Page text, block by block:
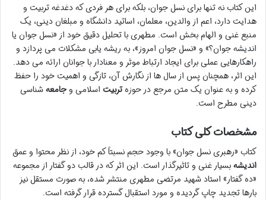
این کتاب نه تنها برای نسل جوان، بلکه برای هر فردی که دغدغه تربیت و
هدایت دارد، اعم از والدین، معلمان، اساتید دانشگاه و مبلغان دینی، یک
منبع غنی و الهام بخش است. مطهری با تحلیل دقیق خود از «نسل جوان یا
اندیشه جوان؟» و «نسل جوان امروز»، به ریشه یابی مشکلات می پردازد و
راهکارهایی عملی برای ایجاد ارتباط موثر و معنادار با جوانان ارائه می دهد.
این اثر، همچنان پس از سال ها از نگارش آن، تازگی و اهمیت خود را حفظ
کرده و به عنوان یک متن مرجع در حوزهتربیت اسلامی وجامعهشناسی
دینی مطرح است.
مشخصات کلی کتاب
کتاب «رهبری نسل جوان» با وجود حجم نسبتاً کم خود، از نظر محتوا و عمق
اندیشهبسیار غنی و تاثیرگذار است. این اثر که در قالب دو گفتار از مجموعه
«ده گفتار» استاد شهید مرتضی مطهری منتشر شده، به صورت مستقل نیز
بارها تجدید چاپ گردیده و مورد استقبال گسترده قرار گرفته است.